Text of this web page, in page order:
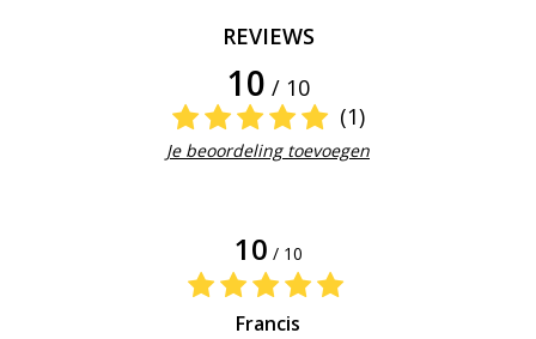
REVIEWS
10 / 10
(1)
Je beoordeling toevoegen
10 / 10
Francis